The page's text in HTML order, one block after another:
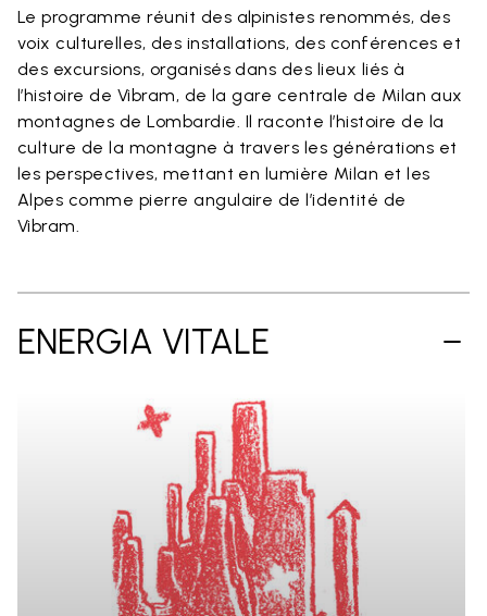
Le programme réunit des alpinistes renommés, des
voix culturelles, des installations, des conférences et
des excursions, organisés dans des lieux liés à
l’histoire de Vibram, de la gare centrale de Milan aux
montagnes de Lombardie. Il raconte l’histoire de la
culture de la montagne à travers les générations et
les perspectives, mettant en lumière Milan et les
Alpes comme pierre angulaire de l’identité de
Vibram.
ENERGIA VITALE